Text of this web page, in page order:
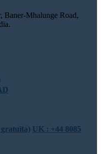
Baner-Mhalunge Road,
gratuita) UK : +44 8085